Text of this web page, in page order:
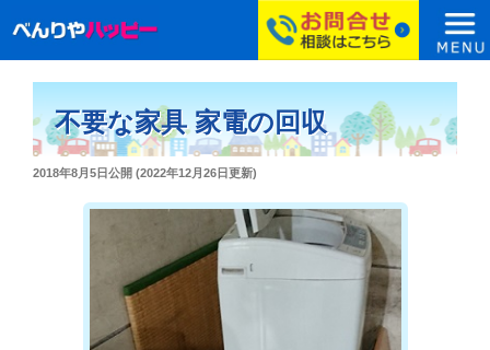
不要な家具 家電の回収
投
2018年8月5日公開 (2022年12月26日更新)